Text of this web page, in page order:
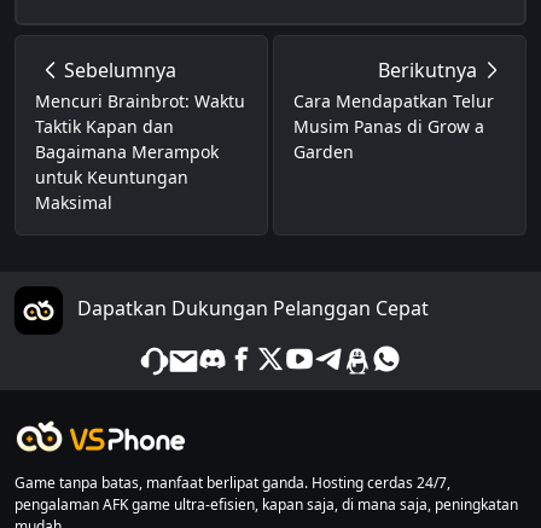
Sebelumnya
Mencuri Brainbrot: Waktu
Taktik Kapan dan
Bagaimana Merampok
untuk Keuntungan
Maksimal
Berikutnya
Cara Mendapatkan Telur
Musim Panas di Grow a
Garden
Dapatkan Dukungan Pelanggan Cepat
Game tanpa batas, manfaat berlipat ganda. Hosting cerdas 24/7,
pengalaman AFK game ultra-efisien, kapan saja, di mana saja, peningkatan